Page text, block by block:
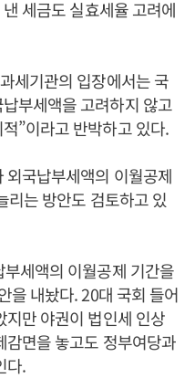
세금도 실효세율 고려에
세기관의 입장에서는 국
부세액을 고려하지 않고
”이라고 반박하고 있다.
국납부세액의 이월공제
리는 방안도 검토하고 있
세액의 이월공제 기간을
을 내놨다. 20대 국회 들어
만 야권이 법인세 인상
면을 놓고도 정부여당과
다.